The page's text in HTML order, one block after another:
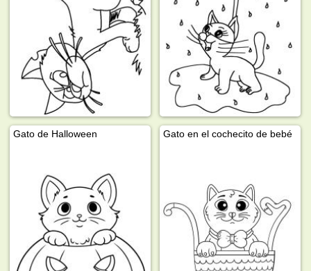
Gato de Halloween Gato en el cochecito de bebé